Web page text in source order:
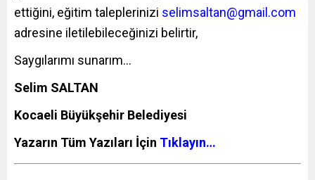
ettiğini, eğitim taleplerinizi selimsaltan@gmail.com
adresine iletilebileceğinizi belirtir,
Saygılarımı sunarım…
Selim SALTAN
Kocaeli Büyükşehir Belediyesi
Yazarın Tüm Yazıları İçin Tıklayın…